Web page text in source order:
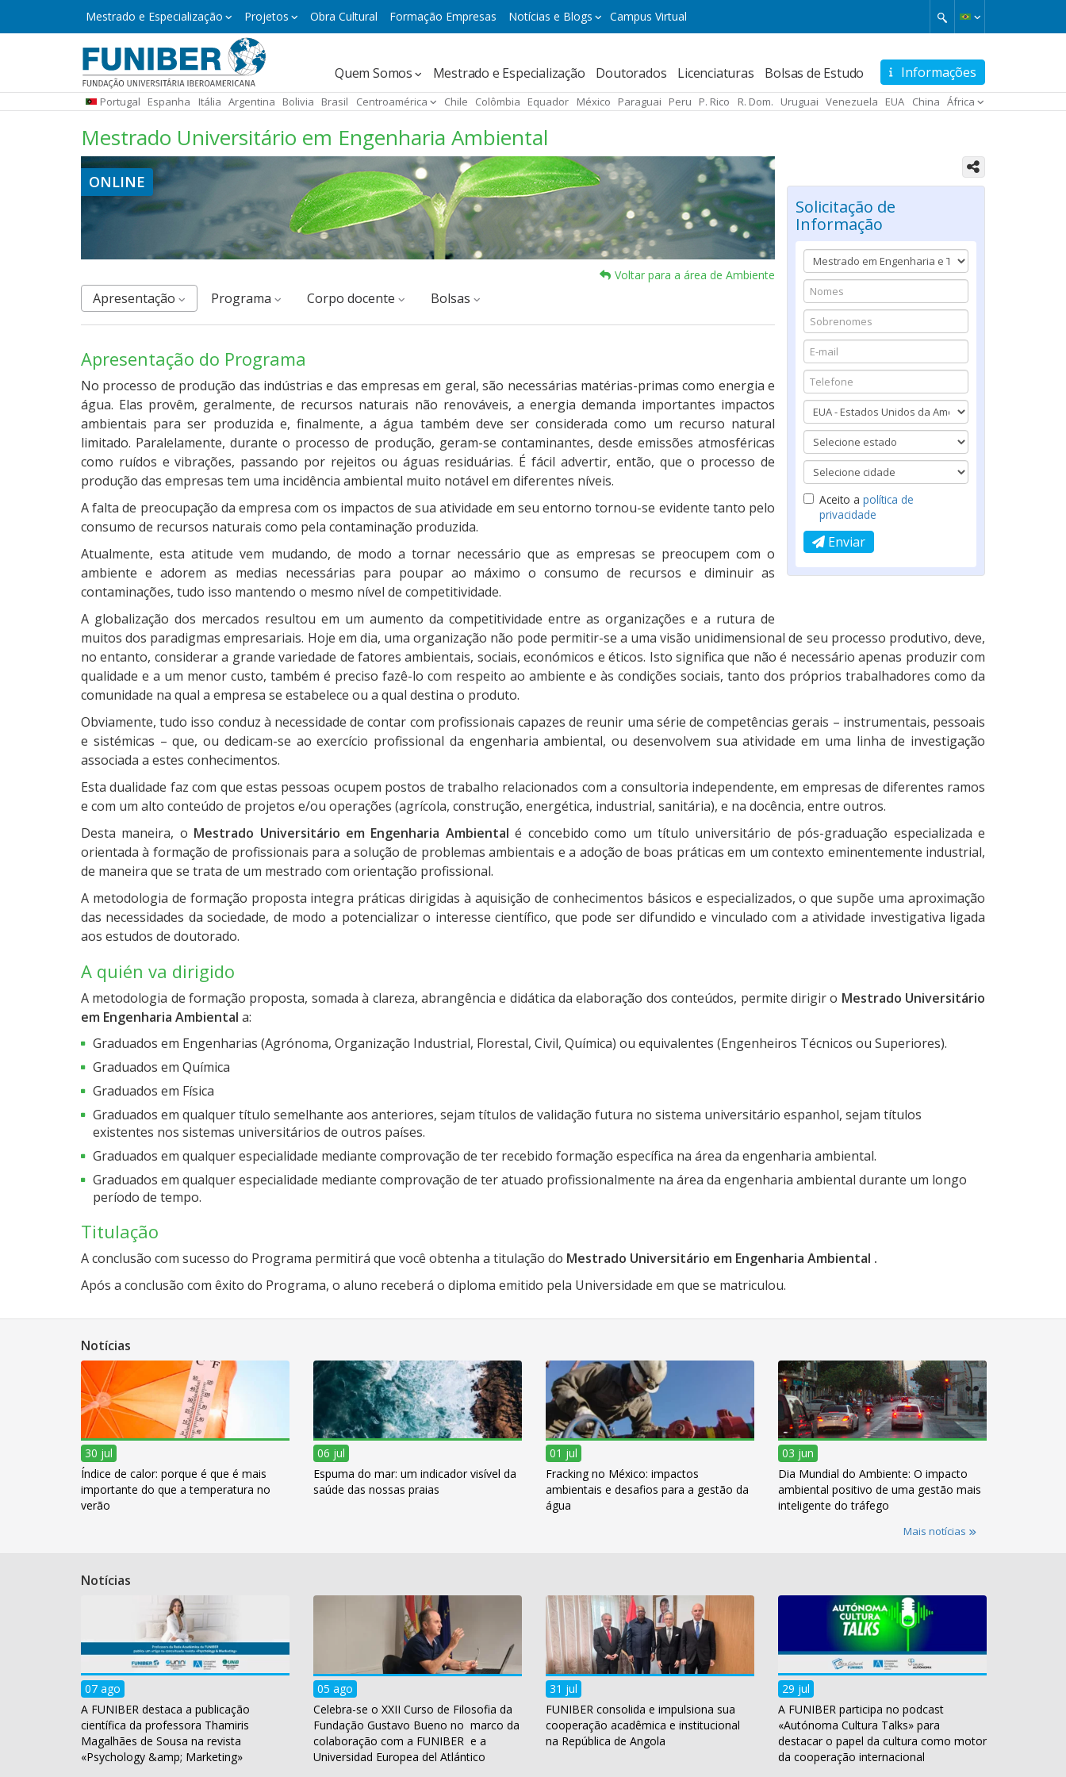
Mestrado
e
Mestrado e Especialização Projetos Obra Cultural Formação Empresas Notícias e Blogs Campus Virtual
Informações
Navegación
principal
micro
Quem Somos Mestrado e Especialização Doutorados Licenciaturas Bolsas de Estudo
Portugal Espanha Itália Argentina Bolivia Brasil Centroamérica Chile Colômbia Equador México Paraguai Peru P. Rico R. Dom. Uruguai Venezuela EUA China África
Mestrado Universitário em Engenharia Ambiental
Solicitação de
Informação
Aceito a política de
privacidade
Enviar
ONLINE
Voltar para a área de Ambiente
Apresentação Programa corpo docente Bolsas
Apresentação do Programa
No processo de produção das indústrias e das empresas em geral, são necessárias matérias-primas como energia e
água. Elas provêm, geralmente, de recursos naturais não renováveis, a energia demanda importantes impactos
ambientais para ser produzida e, finalmente, a água também deve ser considerada como um recurso natural
limitado. Paralelamente, durante o processo de produção, geram-se contaminantes, desde emissões atmosféricas
como ruídos e vibrações, passando por rejeitos ou águas residuárias. É fácil advertir, então, que o processo de
produção das empresas tem uma incidência ambiental muito notável em diferentes níveis.
A falta de preocupação da empresa com os impactos de sua atividade em seu entorno tornou-se evidente tanto pelo
consumo de recursos naturais como pela contaminação produzida.
Atualmente, esta atitude vem mudando, de modo a tornar necessário que as empresas se preocupem com o
ambiente e adorem as medias necessárias para poupar ao máximo o consumo de recursos e diminuir as
contaminações, tudo isso mantendo o mesmo nível de competitividade.
A globalização dos mercados resultou em um aumento da competitividade entre as organizações e a rutura de
muitos dos paradigmas empresariais. Hoje em dia, uma organização não pode permitir-se a uma visão unidimensional de seu processo produtivo, deve,
no entanto, considerar a grande variedade de fatores ambientais, sociais, económicos e éticos. Isto significa que não é necessário apenas produzir com
qualidade e a um menor custo, também é preciso fazê-lo com respeito ao ambiente e às condições sociais, tanto dos próprios trabalhadores como da
comunidade na qual a empresa se estabelece ou a qual destina o produto.
Obviamente, tudo isso conduz à necessidade de contar com profissionais capazes de reunir uma série de competências gerais – instrumentais, pessoais
e sistémicas – que, ou dedicam-se ao exercício profissional da engenharia ambiental, ou desenvolvem sua atividade em uma linha de investigação
associada a estes conhecimentos.
Esta dualidade faz com que estas pessoas ocupem postos de trabalho relacionados com a consultoria independente, em empresas de diferentes ramos
e com um alto conteúdo de projetos e/ou operações (agrícola, construção, energética, industrial, sanitária), e na docência, entre outros.
Desta maneira, o Mestrado Universitário em Engenharia Ambiental é concebido como um título universitário de pós-graduação especializada e
orientada à formação de profissionais para a solução de problemas ambientais e a adoção de boas práticas em um contexto eminentemente industrial,
de maneira que se trata de um mestrado com orientação profissional.
A metodologia de formação proposta integra práticas dirigidas à aquisição de conhecimentos básicos e especializados, o que supõe uma aproximação
das necessidades da sociedade, de modo a potencializar o interesse científico, que pode ser difundido e vinculado com a atividade investigativa ligada
aos estudos de doutorado.
A quién va dirigido
A metodologia de formação proposta, somada à clareza, abrangência e didática da elaboração dos conteúdos, permite dirigir o Mestrado Universitário
em Engenharia Ambiental a:
Graduados em Engenharias (Agrónoma, Organização Industrial, Florestal, Civil, Química) ou equivalentes (Engenheiros Técnicos ou Superiores).
Graduados em Química
Graduados em Física
Graduados em qualquer título semelhante aos anteriores, sejam títulos de validação futura no sistema universitário espanhol, sejam títulos
existentes nos sistemas universitários de outros países.
Graduados em qualquer especialidade mediante comprovação de ter recebido formação específica na área da engenharia ambiental.
Graduados em qualquer especialidade mediante comprovação de ter atuado profissionalmente na área da engenharia ambiental durante um longo
período de tempo.
Titulação
A conclusão com sucesso do Programa permitirá que você obtenha a titulação do Mestrado Universitário em Engenharia Ambiental .
Após a conclusão com êxito do Programa, o aluno receberá o diploma emitido pela Universidade em que se matriculou.
Notícias
30 jul
Índice de calor: porque é que é mais
importante do que a temperatura no
verão
06 jul
Espuma do mar: um indicador visível da
saúde das nossas praias
01 jul
Fracking no México: impactos
ambientais e desafios para a gestão da
água
03 jun
Dia Mundial do Ambiente: O impacto
ambiental positivo de uma gestão mais
inteligente do tráfego
Mais notícias
Notícias
07 ago
A FUNIBER destaca a publicação
científica da professora Thamiris
Magalhães de Sousa na revista
«Psychology &amp; Marketing»
05 ago
Celebra-se o XXII Curso de Filosofia da
Fundação Gustavo Bueno no marco da
colaboração com a FUNIBER e a
Universidad Europea del Atlántico
31 jul
FUNIBER consolida e impulsiona sua
cooperação acadêmica e institucional
na República de Angola
29 jul
A FUNIBER participa no podcast
«Autónoma Cultura Talks» para
destacar o papel da cultura como motor
da cooperação internacional